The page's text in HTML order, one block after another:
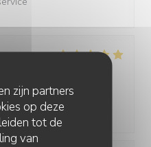
zijn partners
op deze
tot de
van
:5/5 Kwaliteit / Prijs